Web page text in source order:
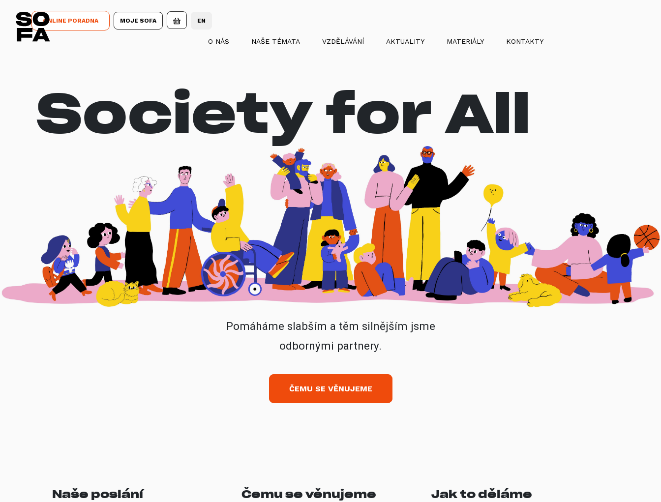
ONLINE PORADNA MOJE SOFA EN
O NÁS NAŠE TÉMATA VZDĚLÁVÁNÍ AKTUALITY MATERIÁLY KONTAKTY
Society for All
Pomáháme slabším a těm silnějším jsme
odbornými partnery.
ČEMU SE VĚNUJEME
Naše poslání Čemu se věnujeme Jak to děláme